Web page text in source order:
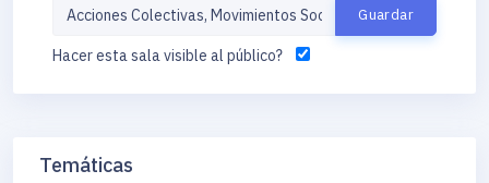
Hacer esta sala visible al público?
Temáticas